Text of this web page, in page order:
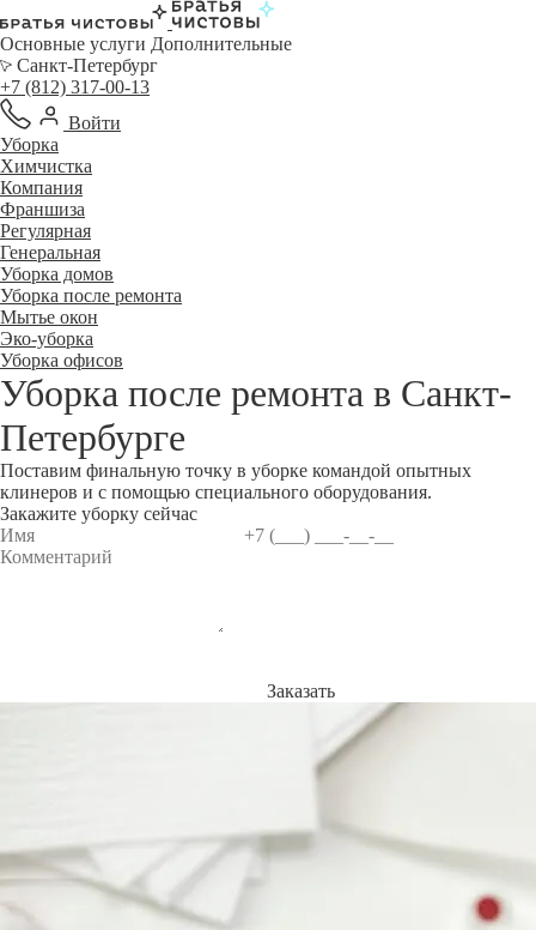
Основные услуги Дополнительные
Санкт-Петербург
+7 (812) 317-00-13
Войти
Уборка
Химчистка
Компания
Франшиза
Регулярная
Генеральная
Уборка домов
Уборка после ремонта
Мытье окон
Эко-уборка
Уборка офисов
Уборка после ремонта в Санкт-
Петербурге
Поставим финальную точку в уборке командой опытных
клинеров и с помощью специального оборудования.
Закажите уборку сейчас
Заказать